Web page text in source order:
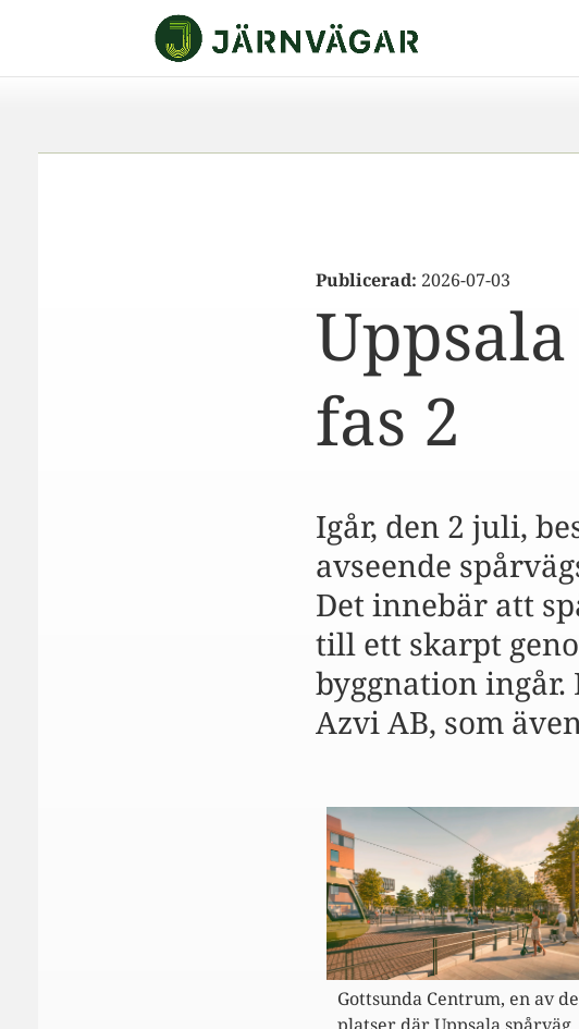
Publicerad: 2026-07-03
fas 2
Igår, den 2 juli,
avseende
Det innebär att
till ett skarpt
byggnation ingår.
Azvi AB, som
Gottsunda Centrum, en av de